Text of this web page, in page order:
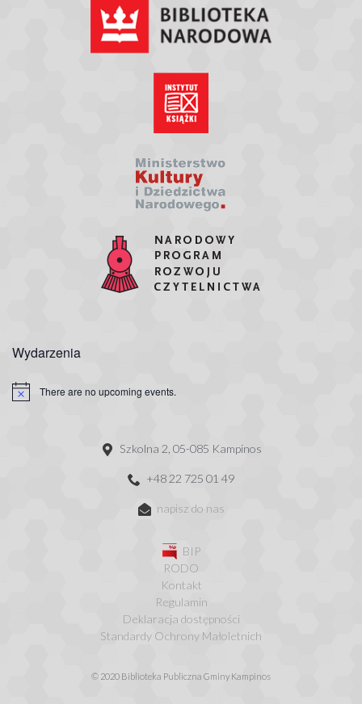
Wydarzenia
There are no upcoming events.
Szkolna 2, 05-085 Kampinos
+48 22 725 01 49
napisz do nas
BIP
RODO
Kontakt
Regulamin
Deklaracja dostępności
Standardy Ochrony Małoletnich
© 2020 Biblioteka Publiczna Gminy Kampinos